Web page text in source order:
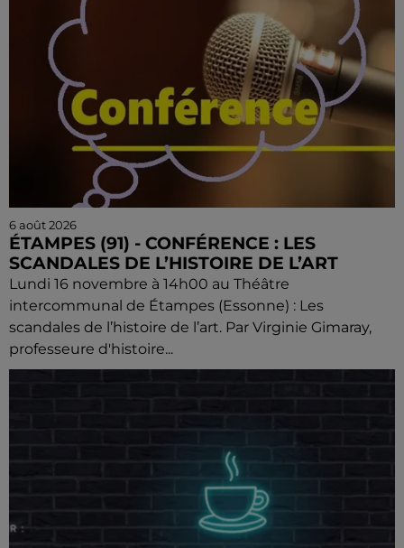
6 août 2026
ÉTAMPES (91) - CONFÉRENCE : LES
SCANDALES DE L’HISTOIRE DE L’ART
Lundi 16 novembre à 14h00 au Théâtre
intercommunal de Étampes (Essonne) : Les
scandales de l’histoire de l’art. Par Virginie Gimaray,
professeure d'histoire...